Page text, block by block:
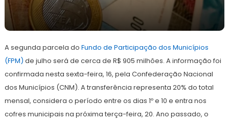
julho
de
Redação
A segunda parcela do Fundo de Participação dos Municípios
(FPM) de julho será de cerca de R$ 905 milhões. A informação foi
confirmada nesta sexta-feira, 16, pela Confederação Nacional
dos Municípios (CNM). A transferência representa 20% do total
mensal, considera o período entre os dias 1º e 10 e entra nos
cofres municipais na próxima terça-feira, 20. Ano passado, o